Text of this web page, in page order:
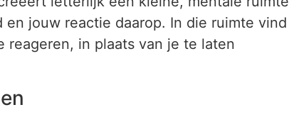
jouw reactie daarop. In die ruimte vind
reageren, in plaats van je te laten